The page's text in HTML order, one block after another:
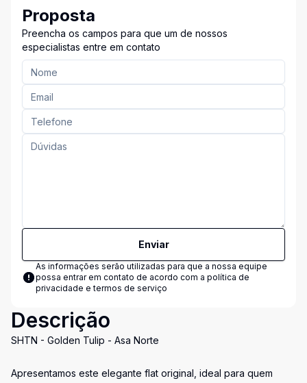
Proposta
Preencha os campos para que um de nossos
especialistas entre em contato
Enviar
As informações serão utilizadas para que a nossa equipe
possa entrar em contato de acordo com a política de
privacidade e termos de serviço
Descrição
SHTN - Golden Tulip - Asa Norte
Apresentamos este elegante flat original, ideal para quem